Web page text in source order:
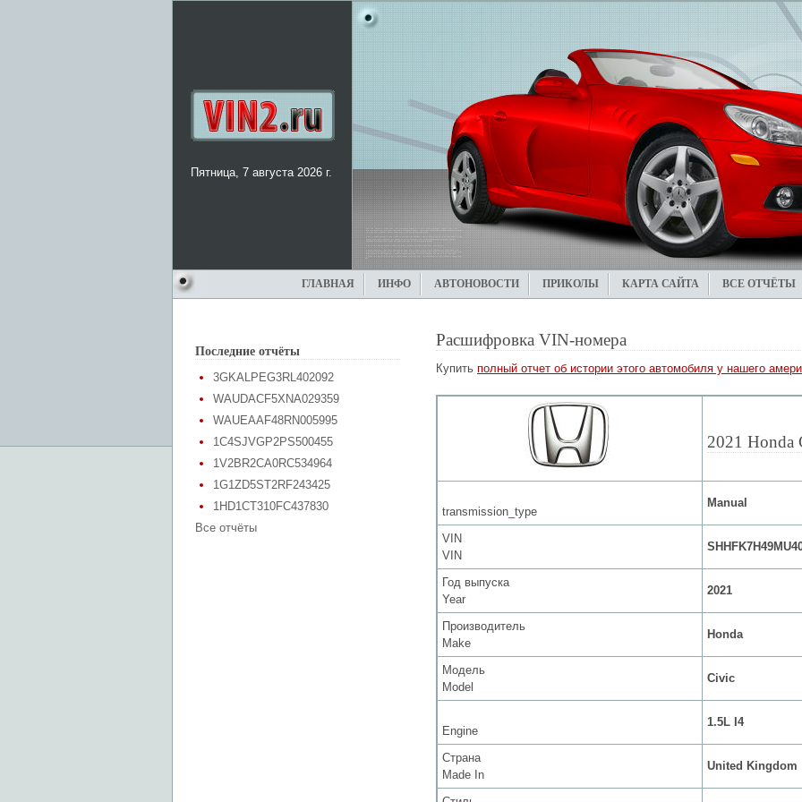
Пятница, 7 августа 2026 г.
ГЛАВНАЯ ИНФО АВТОНОВОСТИ ПРИКОЛЫ КАРТА САЙТА ВСЕ ОТЧЁТЫ
Последние отчёты
3GKALPEG3RL402092
WAUDACF5XNA029359
WAUEAAF48RN005995
1C4SJVGP2PS500455
1V2BR2CA0RC534964
1G1ZD5ST2RF243425
1HD1CT310FC437830
Все отчёты
Расшифровка VIN-номера
Купить полный отчет об истории этого автомобиля у нашего
2021 Honda
transmission_type
Manual
VIN
VIN
Год выпуска
Year
2021
Производитель
Make
Honda
Модель
Model
Civic
Engine
1.5L I4
Страна
Made In
United Kingdom